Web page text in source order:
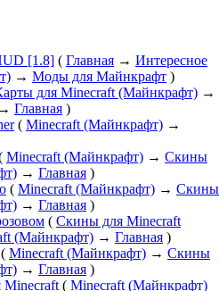
[1.8] ( Главная → Интересное
→ Моды для Майнкрафт )
для Minecraft (Майнкрафт) →
→ Главная )
( Minecraft (Майнкрафт) →
Minecraft (Майнкрафт) → Скины
→ Главная )
( Minecraft (Майнкрафт) → Скины
→ Главная )
( Скины для Minecraft
(Майнкрафт) → Главная )
( Minecraft (Майнкрафт) → Скины
→ Главная )
Minecraft ( Minecraft (Майнкрафт)